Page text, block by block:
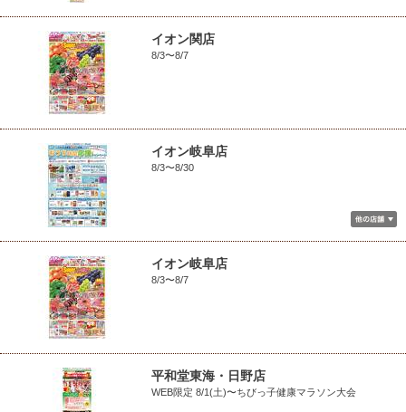
イオン関店
8/3〜8/7
イオン岐阜店
8/3〜8/30
イオン岐阜店
8/3〜8/7
平和堂東海・日野店
WEB限定 8/1(土)〜ちびっ子健康マラソン大会